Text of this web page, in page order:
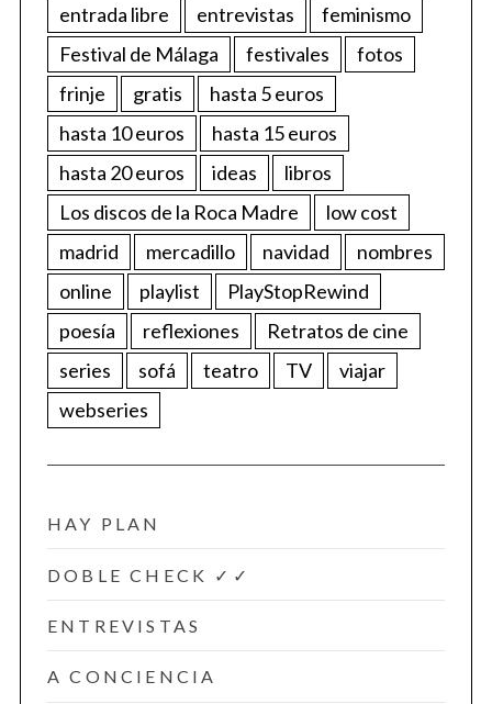
entrada libre
entrevistas
feminismo
Festival de Málaga
festivales
fotos
frinje
gratis
hasta 5 euros
hasta 10 euros
hasta 15 euros
hasta 20 euros
ideas
libros
Los discos de la Roca Madre
low cost
madrid
mercadillo navidad
nombres
online
playlist
PlayStopRewind
poesía
reflexiones
Retratos de cine
series
sofá teatro TV
viajar
webseries
HAY PLAN
DOBLE CHECK ✓✓
ENTREVISTAS
A CONCIENCIA